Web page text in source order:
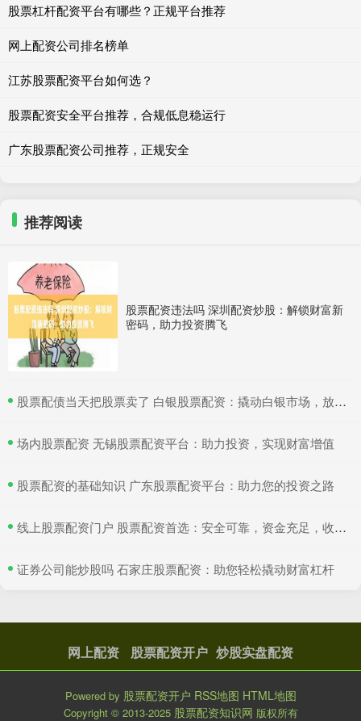
股票杠杆配资平台有哪些？正规平台推荐
网上配资公司排名榜单
江苏股票配资平台如何选？
股票配资安全平台推荐，合规低息稳运行
广东股票配资公司推荐，正规安全
推荐阅读
股票配资违法吗 深圳配资炒股：解锁财富新
密码，助力投资腾飞
​股票配债当天把股票卖了 白银股票配资：撬动白银市场，放大收益空间
​场内股票配资 无锡股票配资平台：助力投资，实现财富增值
​股票配资的基础知识 广东股票配资平台：助力您的投资之路
​线上股票配资门户 股票配资首选：安全可靠，资金充足，收益丰厚
​证券公司能炒股吗 石家庄股票配资：助您轻松撬动财富杠杆
网上配资 股票配资开户 炒股实盘配资
Powered by 股票配资开户 RSS地图 HTML地图
Copyright © 2013-2025 股票配资知识网 版权所有